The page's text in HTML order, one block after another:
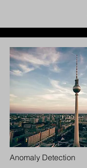
Anomaly Detection